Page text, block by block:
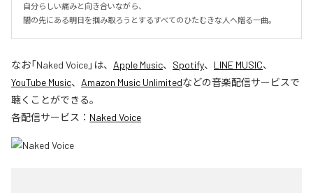
自分らしい痛みと向き合いながら、
闇の先にある明日を掴み取ろうとするすべてのひたむきな人へ贈る一曲。
なお「Naked Voice」は、 Apple Music、 Spotify、 LINE MUSIC、
YouTube Music、 Amazon Music Unlimitedなどの音楽配信サービスで
聴くことができる。
各配信サービス： Naked Voice